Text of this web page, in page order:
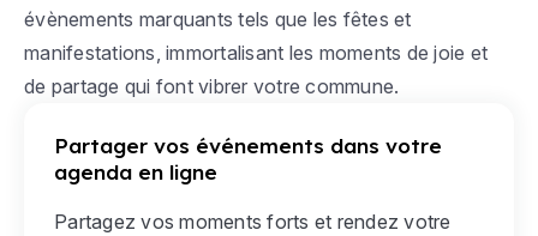
évènements marquants tels que les fêtes et
manifestations, immortalisant les moments de joie et
de partage qui font vibrer votre commune.
Partager vos événements dans votre
agenda en ligne
Partagez vos moments forts et rendez votre